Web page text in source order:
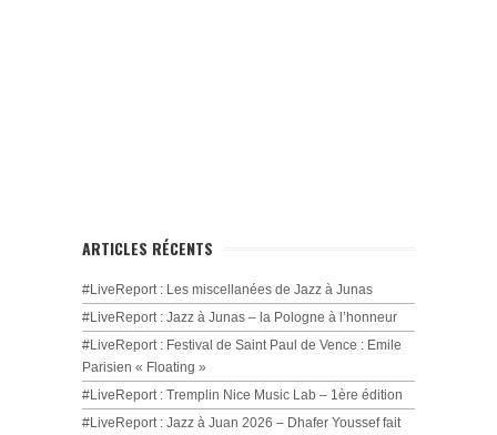
ARTICLES RÉCENTS
#LiveReport : Les miscellanées de Jazz à Junas
#LiveReport : Jazz à Junas – la Pologne à l’honneur
#LiveReport : Festival de Saint Paul de Vence : Emile
Parisien « Floating »
#LiveReport : Tremplin Nice Music Lab – 1ère édition
#LiveReport : Jazz à Juan 2026 – Dhafer Youssef fait